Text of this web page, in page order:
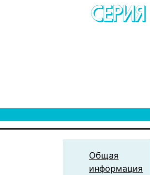
Общая
информация